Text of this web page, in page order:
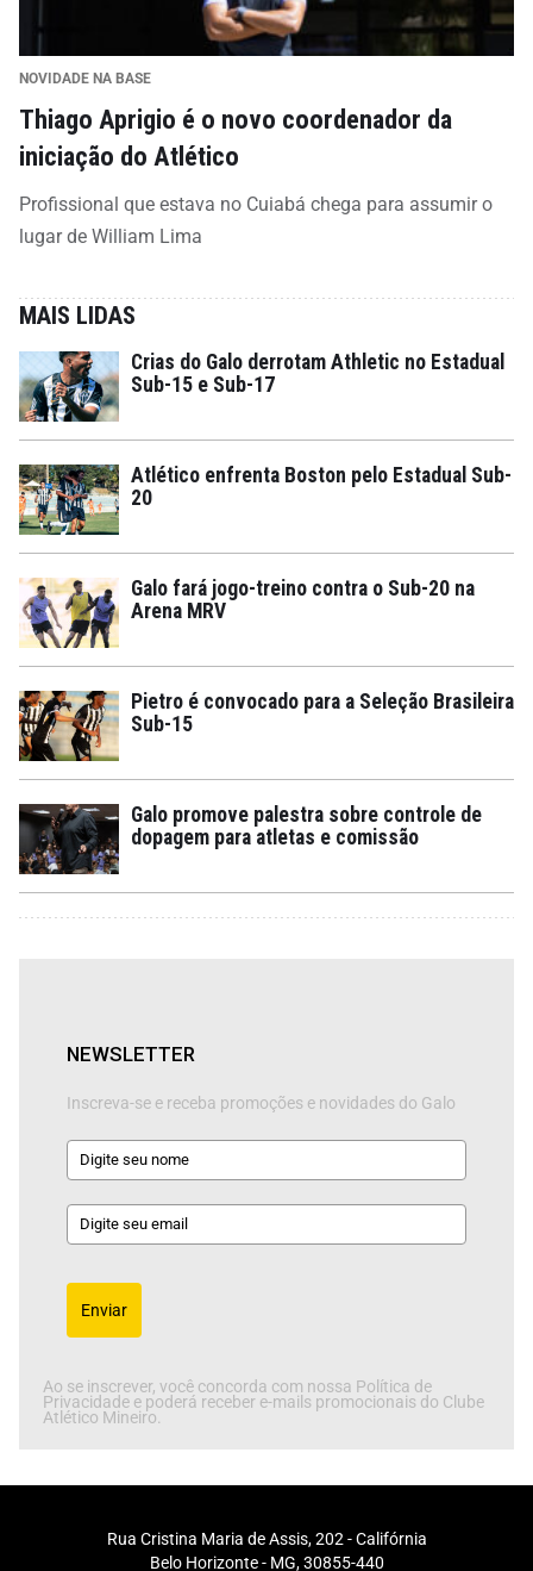
NOVIDADE NA BASE
Thiago Aprigio é o novo coordenador da
iniciação do Atlético
Profissional que estava no Cuiabá chega para assumir o
lugar de William Lima
MAIS LIDAS
Crias do Galo derrotam Athletic no Estadual
Sub-15 e Sub-17
Atlético enfrenta Boston pelo Estadual Sub-
20
Galo fará jogo-treino contra o Sub-20 na
Arena MRV
Pietro é convocado para a Seleção Brasileira
Sub-15
Galo promove palestra sobre controle de
dopagem para atletas e comissão
NEWSLETTER
Inscreva-se e receba promoções e novidades do Galo
Enviar
Ao se inscrever, você concorda com nossa Política de
Privacidade e poderá receber e-mails promocionais do Clube
Atlético Mineiro.
Rua Cristina Maria de Assis, 202 - Califórnia
Belo Horizonte - MG, 30855-440